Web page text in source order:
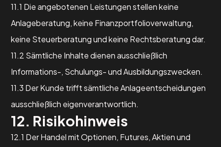
11.1 Die angebotenen Leistungen stellen keine
Anlageberatung, keine Finanzportfolioverwaltung,
keine Steuerberatung und keine Rechtsberatung dar.
11.2 Sämtliche Inhalte dienen ausschließlich
Informations-, Schulungs- und Ausbildungszwecken.
11.3 Der Kunde trifft sämtliche Anlageentscheidungen
ausschließlich eigenverantwortlich.
12. Risikohinweis
12.1 Der Handel mit Optionen, Futures, Aktien und